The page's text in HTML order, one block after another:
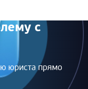
с
юриста прямо